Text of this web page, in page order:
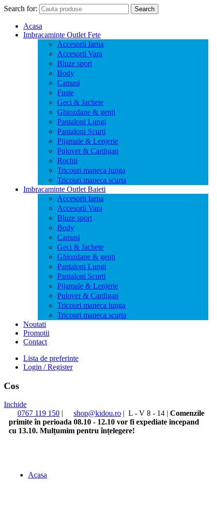
Search for: Search
Acasa
Imbracaminte Outlet Fete
Accesorii Iarna
Accesorii Vara
Bluze sport
Body
Camasi
Fuste
Geci & Jachete
Ghiozdane & genți
Pantaloni Lungi
Pantaloni Scurti
Pijamale & Lenjerie
Pulover & Cardigan
Rochii
Tricouri maneca lunga
Tricouri maneca scurta
Imbracaminte Outlet Baieti
Accesorii Iarna
Accesorii Vara
Bluze sport
Body
Camasi
Geci & Jachete
Ghiozdane & genți
Pantaloni Lungi
Pantaloni Scurti
Pijamale & Lenjerie
Pulover & Cardigan
Tricouri maneca lunga
Tricouri maneca scurta
Noutati
Promotii
Contact
Lista de preferinte
Login / Register
Cos
Inchide
0767 119 150 | shop@kidou.ro | L - V 8 - 14 | Comenzile
primite în perioada 08.10 - 12.10 vor fi expediate incepand
cu 13.10. Mulțumim pentru înțelegere!
Acasa